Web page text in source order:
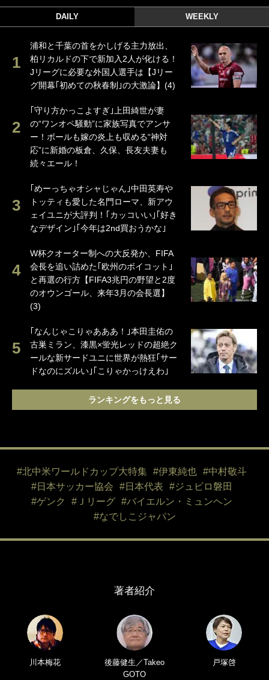
DAILY WEEKLY
浦和と千葉の首をかしげる主力放出、
柏リカルドの下で新加入2人が化ける！
Jリーグに必要な外国人選手は【Jリー
グ開幕｢初めての秋春制｣の大激論】(4)
｢守り方かっこよすぎ｣上田綺世が妻
の“ワンオペ騒動”に家族写真でアンサ
ー！ボールも嫁の炎上も収める“神対
応”に新婚の板倉、久保、長友夫妻も
続々エール！
｢めーっちゃオシャじゃん｣中田英寿や
トッティも愛した名門ローマ、新アウ
ェイユニが大評判！｢カッコいい｣｢好き
なデザイン｣｢今年は2nd買おうかな｣
W杯クオーター制への大反発か、FIFA
会長を追い詰めた｢欧州のボイコット｣
と再選の行方【FIFA3兆円の野望と2度
のオウンゴール、来年3月の会長選】
(3)
｢なんじゃこりゃあああ！｣本田圭佑の
古巣ミラン、漆黒×蛍光レッドの超絶ク
ールな新サードユニに世界が熱狂｢サー
ドなのにズルい｣｢こりゃかっけえわ｣
ランキングをもっと見る
#北中米ワールドカップ大特集 #伊東純也
#中村敬斗
#日本サッカー協会
#日本代表
#ジュビロ磐田
#ゲンク
#Ｊリーグ
#バイエルン・ミュンヘン
#なでしこジャパン
著者紹介
川本梅花
後藤健生／Takeo
GOTO
戸塚啓